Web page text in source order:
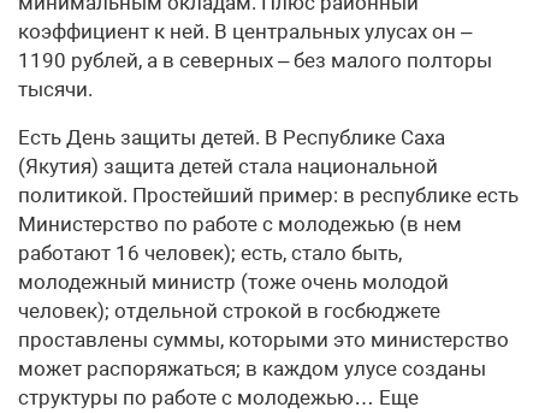
коэффициент к ней. В центральных улусах он –
1190 рублей, а в северных – без малого полторы
тысячи.
Есть День защиты детей. В Республике Саха
(Якутия) защита детей стала национальной
политикой. Простейший пример: в республике есть
Министерство по работе с молодежью (в нем
работают 16 человек); есть, стало быть,
молодежный министр (тоже очень молодой
человек); отдельной строкой в госбюджете
проставлены суммы, которыми это министерство
может распоряжаться; в каждом улусе созданы
структуры по работе с молодежью… Еще